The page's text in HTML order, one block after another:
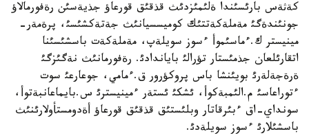
كةثةس بارئسئندا ةلئمئزدئث قذقئق قورعاؤ جذيةسئن رةفورمالاؤ
جونئندةگئ مةملةكةتتئك كوميسسيانئث جةتةكشئسئ، پرةمةر-
مينيستر ك.ءماسئموأ ءسوز سويلةپ، مةملةكةت باسشئسئنا
اتقارئلعان جذمئستار تؤرالئ باياندادئ. رةفورمانئث نةگئزگئ
ةرةجةلةرئ بويئنشا باس پروكؤرور ق.ءمامي، جوعارعئ سوت
ءتوراعاسئ م.الئمبةكوأ، ئشكئ ئستةر ءمينيسترئ س.بايماعانبةتوأ،
سونداي-اق ءبئرقاتار وبلئستئق قذقئق قورعاؤ أةدومستأولارئنئث
باسشئلارئ ءسوز سويلةدئ.